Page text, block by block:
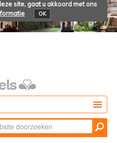
site, gaat u akkoord met ons
OK